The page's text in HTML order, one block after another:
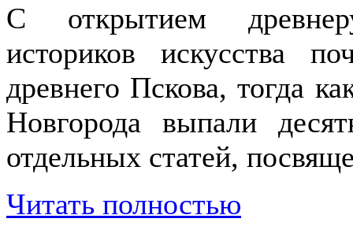
С открытием
историков искусства
древнего Пскова, тогда
Новгорода выпали
отдельных статей,
Читать полностью